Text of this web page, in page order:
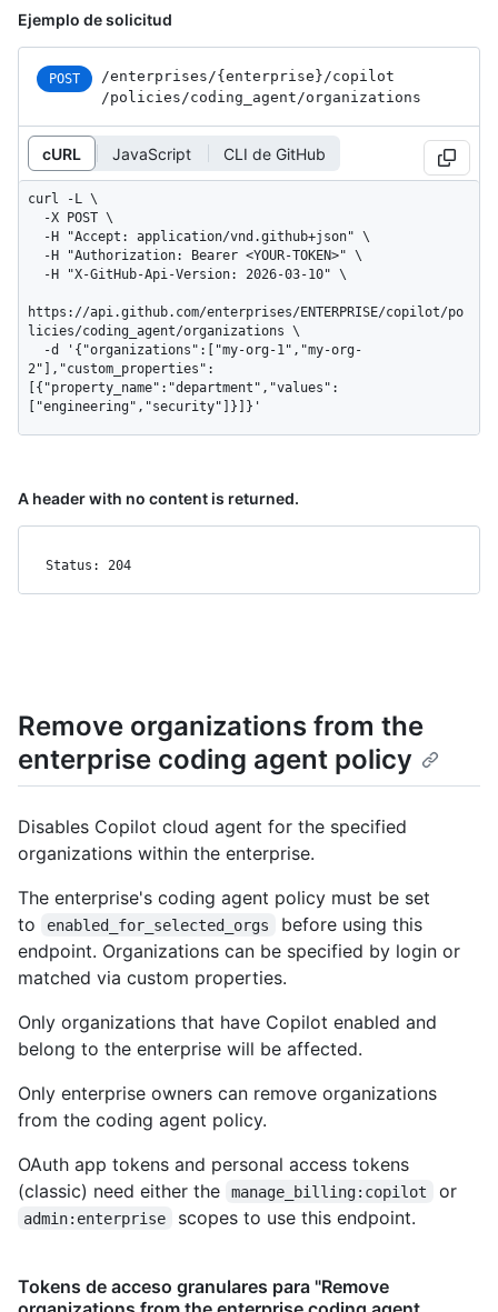
Ejemplo de solicitud
POST /enterprises/{enterprise}/copilot
/policies/coding_ agent/organizations
cURL JavaScript CLI de GitHub
curl -L \
https://api.github.com/enterprises/ENTERPRISE/copilot/po
licies/coding_agent/organizations \
2"],"custom_properties":
[{"property_name":"department","values":
["engineering","security"]}]}'
A header with no content is returned.
Status: 204
Remove organizations from the
enterprise coding agent policy
Disables Copilot cloud agent for the specified
organizations within the enterprise.
The enterprise's coding agent policy must be set
to
enabled_for_selected_orgs
before using this
endpoint. Organizations can be specified by login or
matched via custom properties.
Only organizations that have Copilot enabled and
belong to the enterprise will be affected.
Only enterprise owners can remove organizations
from the coding agent policy.
OAuth app tokens and personal access tokens
(classic) need either the
manage_billing:copilot or
admin:enterprise scopes to use this endpoint.
Tokens de acceso granulares para "Remove